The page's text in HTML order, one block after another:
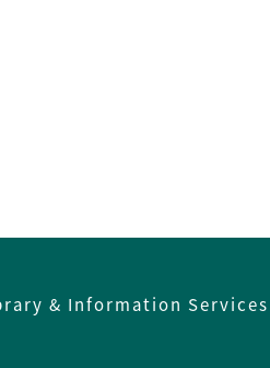
& Information Services